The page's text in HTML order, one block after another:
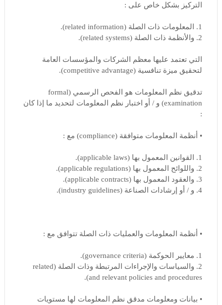
التركيز بشكل خاص على :
1. المعلومات ذات الصلة (related information).
2. والأنظمة ذات الصلة (related systems).
التي تعتمد عليها معظم الشركات والمؤسسات العامة
لتحقيق ميزة تنافسية (competitive advantage).
تدقيق نظم المعلومات هو الفحص الرسمي (formal
examination) و / أو اختبار نظم المعلومات لتحديد ما إذا كان
:
• أنظمة المعلومات متوافقة (compliance) مع :
1. القوانين المعمول بها (applicable laws).
2. واللوائح المعمول بها (applicable regulations).
3. والعقود المعمول بها (applicable contracts).
4. و / أو إرشادات الصناعة (industry guidelines).
• أنظمة المعلومات والعمليات ذات الصلة تتوافق مع :
1. معايير الحوكمة (governance criteria).
2. والسياسات والإجراءات المرتبطة وذات الصلة (related
and relevant policies and procedures).
• بيانات ومعلومات مدقق نظم المعلومات لها مستويات